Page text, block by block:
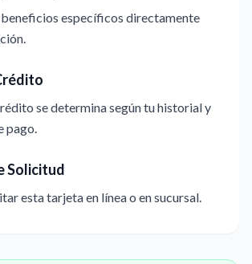
específicos directamente
se determina según tu historial y
pago.
Solicitud
esta tarjeta en línea o en sucursal.